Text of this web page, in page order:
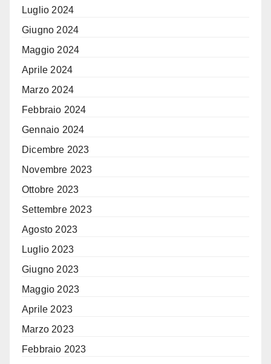
Luglio 2024
Giugno 2024
Maggio 2024
Aprile 2024
Marzo 2024
Febbraio 2024
Gennaio 2024
Dicembre 2023
Novembre 2023
Ottobre 2023
Settembre 2023
Agosto 2023
Luglio 2023
Giugno 2023
Maggio 2023
Aprile 2023
Marzo 2023
Febbraio 2023